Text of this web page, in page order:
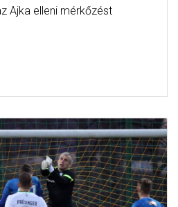
Ajka elleni mérkőzést